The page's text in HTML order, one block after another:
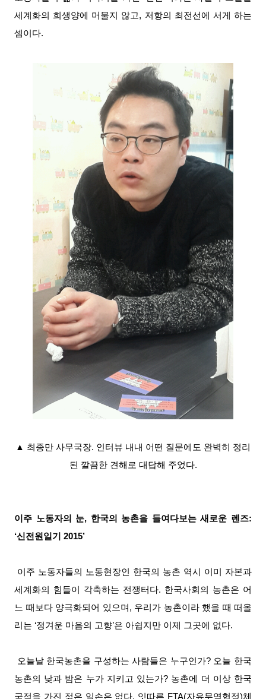
세계화의 희생양에 머물지 않고, 저항의 최전선에 서게 하는
셈이다.
▲ 최종만 사무국장. 인터뷰 내내 어떤 질문에도 완벽히 정리
된 깔끔한 견해로 대답해 주었다.
이주 노동자의 눈, 한국의 농촌을 들여다보는 새로운 렌즈:
‘신전원일기 2015’
이주 노동자들의 노동현장인 한국의 농촌 역시 이미 자본과
세계화의 힘들이 각축하는 전쟁터다. 한국사회의 농촌은 어
느 때보다 양극화되어 있으며, 우리가 농촌이라 했을 때 떠올
리는 ‘정겨운 마음의 고향’은 아쉽지만 이제 그곳에 없다.
오늘날 한국농촌을 구성하는 사람들은 누구인가? 오늘 한국
농촌의 낮과 밤은 누가 지키고 있는가? 농촌에 더 이상 한국
국적을 가진 젊은 일손은 없다. 잇따른 FTA(자유무역협정)체